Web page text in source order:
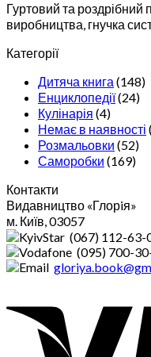
Гуртовий та роздрібний
виробництва, гнучка
Категорії
Дитяча книга (148)
Енциклопедії(24)
Кулінарія (4)
Немає в наявності
Розмальовки (52)
Саморобки (169)
Контакти
Видавництво «Глорiя»
м. Київ, 03057
(067) 112-63-
(095) 700-